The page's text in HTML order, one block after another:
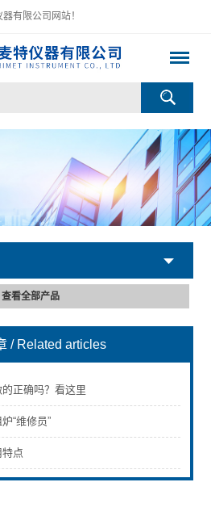
有限公司网站！
查看全部产品
/ Related articles
正确吗？看这里
“维修员”
点